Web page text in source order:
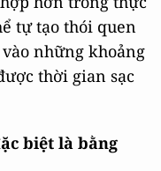
hơn trong thực
tự tạo thói quen
những khoảng